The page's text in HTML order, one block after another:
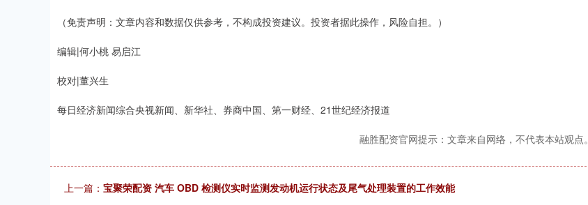
（免责声明：文章内容和数据仅供参考，不构成投资建议。投资者据此操作，风险自担。）
编辑|何小桃 易启江
校对|董兴生
每日经济新闻综合央视新闻、新华社、券商中国、第一财经、21世纪经济报道
融胜配资官网提示：文章来自网络，不代表本站观点。
上一篇： 宝聚荣配资 汽车 OBD 检测仪实时监测发动机运行状态及尾气处理装置的工作效能